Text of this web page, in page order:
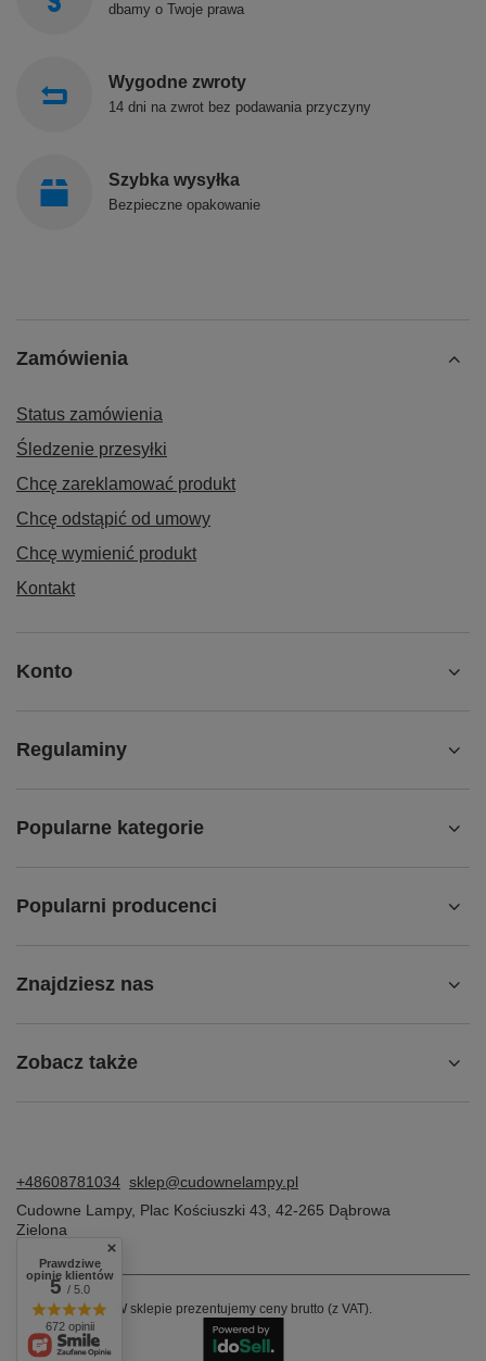
dbamy o Twoje prawa
Wygodne zwroty
14 dni na zwrot bez podawania przyczyny
Szybka wysyłka
Bezpieczne opakowanie
Zamówienia
Status zamówienia
Śledzenie przesyłki
Chcę zareklamować produkt
Chcę odstąpić od umowy
Chcę wymienić produkt
Kontakt
Konto
Regulaminy
Popularne kategorie
Popularni producenci
Znajdziesz nas
Zobacz także
+48608781034 sklep@cudownelampy.pl
Cudowne Lampy, Plac Kościuszki 43 42-265 Dąbrowa
Zielona
W sklepie prezentujemy ceny brutto (z VAT).
Prawdziwe
opinie klientów
5/ 5.0
672 opinii